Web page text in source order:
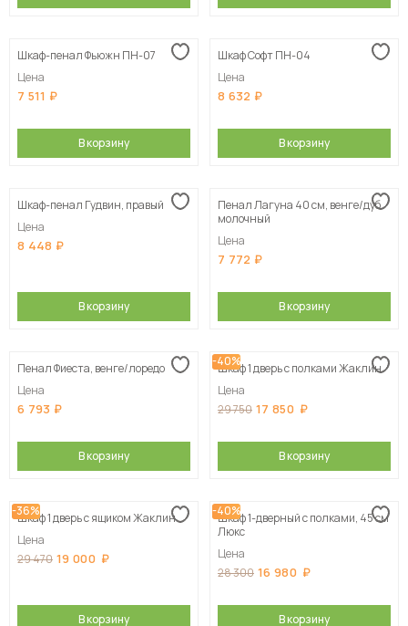
Шкаф-пенал Фьюжн ПН-07
Цена
7 511
В корзину
Шкаф Софт ПН-04
Цена
8 632
В корзину
Шкаф-пенал Гудвин, правый
Цена
8 448
В корзину
Пенал Лагуна 40 см, венге/дуб
молочный
Цена
7 772
В корзину
Пенал Фиеста, венге/лоредо
Цена
6 793
В корзину
-40%
Шкаф 1 дверь с полками Жаклин
Цена
29 750 17 850
В корзину
-36%
Шкаф 1 дверь с ящиком Жаклин
Цена
29 470 19 000
В корзину
-40%
Шкаф 1-дверный с полками, 45 см
Люкс
Цена
28 300 16 980
В корзину